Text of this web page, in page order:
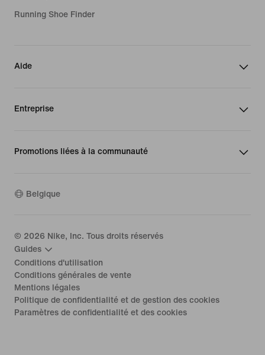
Running Shoe Finder
Aide
Entreprise
Promotions liées à la communauté
Belgique
© 2026 Nike, Inc. Tous droits réservés
Guides
Conditions d'utilisation
Conditions générales de vente
Mentions légales
Politique de confidentialité et de gestion des cookies
Paramètres de confidentialité et des cookies